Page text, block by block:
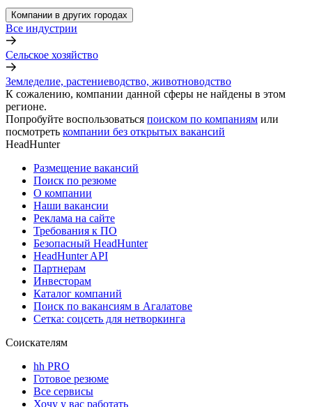
Компании в других городах
Все индустрии
Сельское хозяйство
Земледелие, растениеводство, животноводство
К сожалению, компании данной сферы не найдены в этом
регионе.
Попробуйте воспользоваться поиском по компаниям или
посмотреть компании без открытых вакансий
HeadHunter
Размещение вакансий
Поиск по резюме
О компании
Наши вакансии
Реклама на сайте
Требования к ПО
Безопасный HeadHunter
HeadHunter API
Партнерам
Инвесторам
Каталог компаний
Поиск по вакансиям в Агалатове
Сетка: соцсеть для нетворкинга
Соискателям
hh PRO
Готовое резюме
Все сервисы
Хочу у вас работать